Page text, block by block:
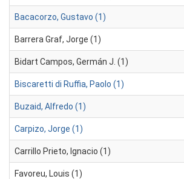
Bacacorzo, Gustavo (1)
Barrera Graf, Jorge (1)
Bidart Campos, Germán J. (1)
Biscaretti di Ruffia, Paolo (1)
Buzaid, Alfredo (1)
Carpizo, Jorge (1)
Carrillo Prieto, Ignacio (1)
Favoreu, Louis (1)